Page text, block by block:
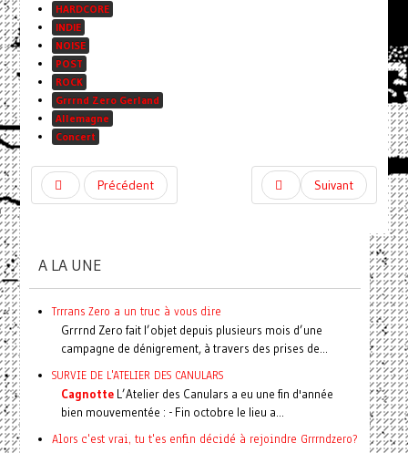
HARDCORE
INDIE
NOISE
POST
ROCK
Grrrnd Zero Gerland
Allemagne
Concert
Précédent Suivant
A LA UNE
Trrrans Zero a un truc à vous dire
Grrrnd Zero fait l’objet depuis plusieurs mois d’une
campagne de dénigrement, à travers des prises de...
SURVIE DE L'ATELIER DES CANULARS
CagnotteL’Atelier des Canulars a eu une fin d'année
bien mouvementée : - Fin octobre le lieu a...
Alors c'est vrai, tu t'es enfin décidé à rejoindre Grrrndzero?